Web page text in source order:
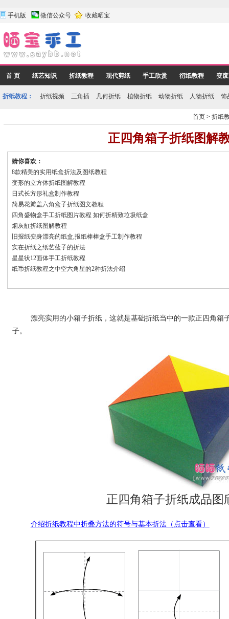
手机版 微信公众号 收藏晒宝
首 页 纸艺知识 折纸教程 现代剪纸 手工欣赏 衍纸教程 变
折纸教程： 折纸视频 三角插 几何折纸 植物折纸 动物折纸 人物折纸 饰
首页 >折纸
正四角箱子折纸图解
猜你喜欢：
8款精美的实用纸盒折法及图纸教程
变形的立方体折纸图解教程
日式长方形礼盒制作教程
简易花瓣盖六角盒子折纸图文教程
四角盛物盒手工折纸图片教程 如何折精致垃圾纸盒
烟灰缸折纸图解教程
旧报纸变身漂亮的纸盒,报纸棒棒盒手工制作教程
实在折纸之纸艺蓝子的折法
星星状12面体手工折纸教程
纸币折纸教程之中空六角星的2种折法介绍
漂亮实用的小箱子折纸，这就是基础折纸当中的一款正四角箱
子。
正四角箱子折纸成品图
介绍折纸教程中折叠方法的符号与基本折法（点击查看）